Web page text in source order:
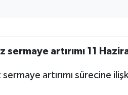
artırımı 11
artırımı sürecine